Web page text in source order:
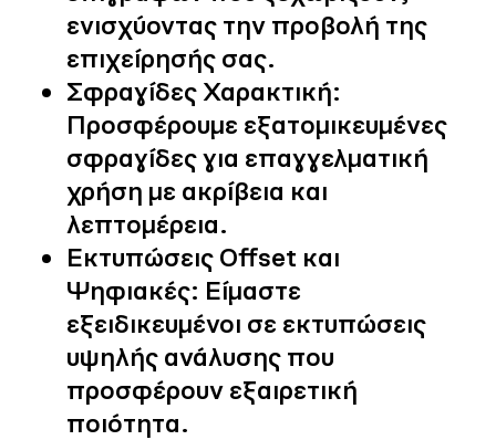
ενισχύοντας την προβολή της
επιχείρησής σας.
Σφραγίδες Χαρακτική:
Προσφέρουμε εξατομικευμένες
σφραγίδες για επαγγελματική
χρήση με ακρίβεια και
λεπτομέρεια.
Εκτυπώσεις Offset και
Ψηφιακές: Είμαστε
εξειδικευμένοι σε εκτυπώσεις
υψηλής ανάλυσης που
προσφέρουν εξαιρετική
ποιότητα.